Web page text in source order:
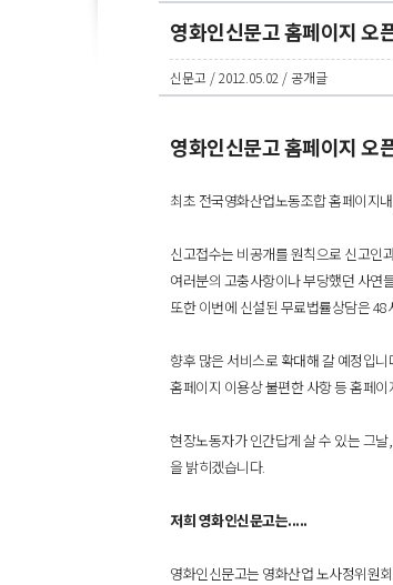
영화인신문고 홈페이지 오
신문고 / 2012.05.02 / 공개글
영화인신문고 홈페이지 오
최초 전국영화산업노동조합 홈페이지
신고접수는 비공개를 원칙으로 신고인
여러분의 고충사항이나 부당했던 사연
또한 이번에 신설된 무료법률상담은
향후 많은 서비스로 확대해 갈 예정입니
홈페이지 이용상 불편한 사항 등 홈페
현장노동자가 인간답게 살 수 있는 그
을 밝히겠습니다.
저희 영화인신문고는.....
영화인신문고는 영화산업 노사정위원